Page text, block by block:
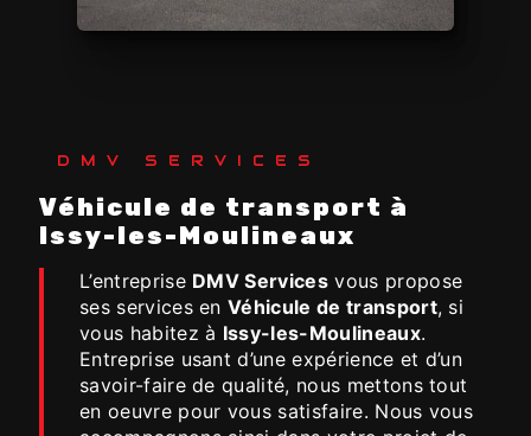
DMV SERVICES
Véhicule de transport à
Issy-les-Moulineaux
L’entreprise DMV Services vous propose
ses services enVéhicule de transport, si
vous habitez à Issy-les-Moulineaux.
Entreprise usant d’une expérience et d’un
savoir-faire de qualité, nous mettons tout
en oeuvre pour vous satisfaire. Nous vous